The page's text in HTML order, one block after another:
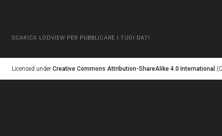
SCARICA LODVIEW PER PUBBLICARE I TUOI DATI
Licensed under Creative Commons Attribution-ShareAlike 4.0 International